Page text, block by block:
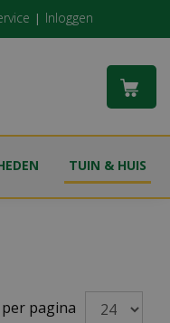
Inloggen
TUIN & HUIS
pagina